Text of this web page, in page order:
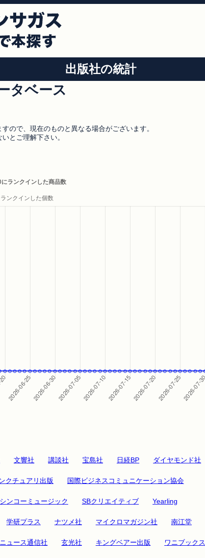
出版社の統計
タベース
ので、現在のものと異なる場合がございます。
とご理解下さい。
文響社 講談社 宝島社 日経BP ダイヤモンド社
クチュアリ出版 国際ビジネスコミュニケーション協会
シンコーミュージック SBクリエイティブ Yearling
学研プラス ナツメ社 マイクロマガジン社 南江堂
ュース通信社 玄光社 キングベアー出版 ワニブックス